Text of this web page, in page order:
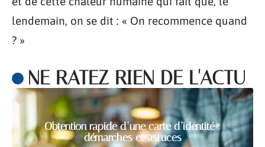
lendemain, on se dit : « On recommence quand
? »
NE RATEZ RIEN DE L'ACTU
Obtention rapide d’une carte d’identité :
démarches et astuces